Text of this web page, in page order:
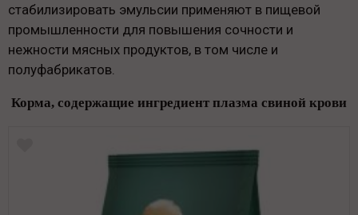
стабилизировать эмульсии применяют в пищевой
промышленности для повышения сочности и
нежности мясных продуктов, в том числе и
полуфабрикатов.
Корма, содержащие ингредиент плазма свиной крови